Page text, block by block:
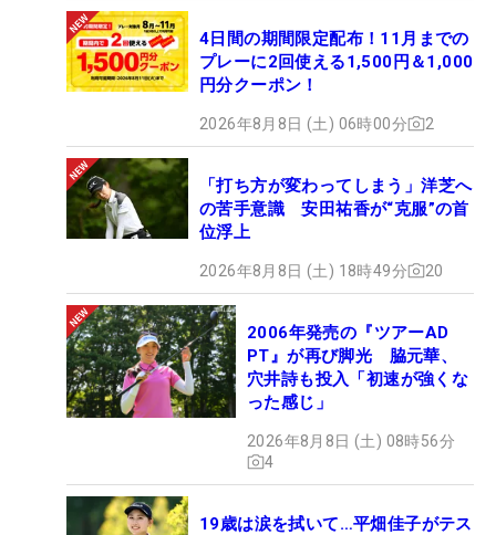
4日間の期間限定配布！11月までの
プレーに2回使える1,500円＆1,000
円分クーポン！
2026年8月8日 (土) 06時00分 2
「打ち方が変わってしまう」洋芝へ
の苦手意識 安田祐香が“克服”の首
位浮上
2026年8月8日 (土) 18時49分 20
2006年発売の『ツアーAD
PT』が再び脚光 脇元華、
穴井詩も投入「初速が強くな
った感じ」
2026年8月8日 (土) 08時56分
4
19歳は涙を拭いて…平畑佳子がテス